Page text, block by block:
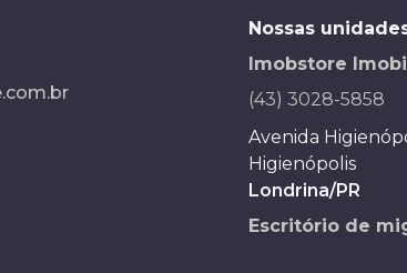
Nossas
Imobstore
(43) 3028-5858
Avenida
Higienópolis
Londrina/PR
Escritório de